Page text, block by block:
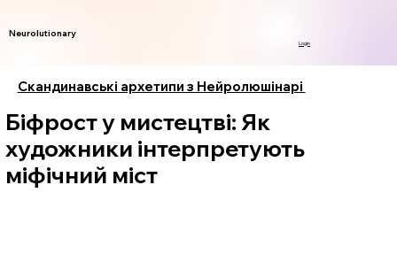
Neurolutionary
Login
Скандинавські архетипи з Нейролюшінарі
Біфрост у мистецтві: Як
художники інтерпретують
міфічний міст